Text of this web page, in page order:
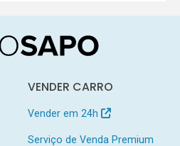
VENDER CARRO
Vender em 24h
Serviço de Venda Premium